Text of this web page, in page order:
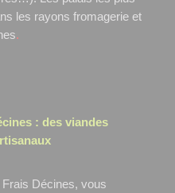
les rayons fromagerie et
.
: des viandes
Décines, vous